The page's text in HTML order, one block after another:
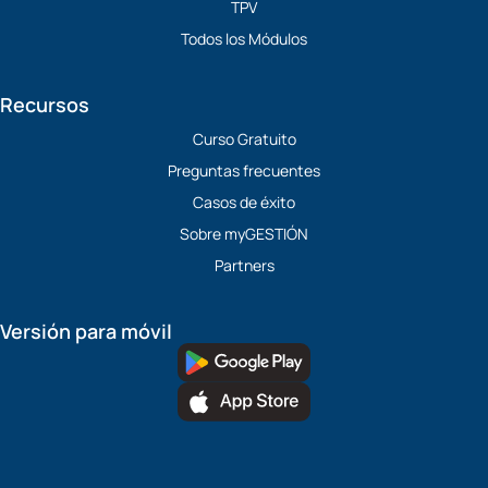
TPV
Todos los Módulos
Recursos
Curso Gratuito
Preguntas frecuentes
Casos de éxito
Sobre myGESTIÓN
Partners
Versión para móvil